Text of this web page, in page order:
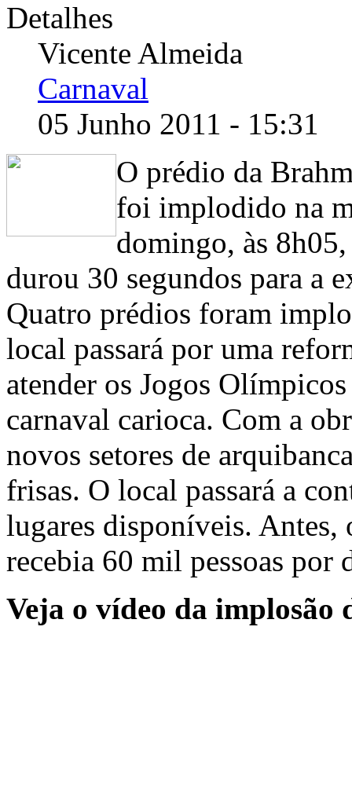
Detalhes
Vicente Almeida
Carnaval
05 Junho 2011 - 15:31
O prédio da
foi implodido na
domingo, às 8h05,
durou 30 segundos para a
Quatro prédios foram
local passará por uma
atender os Jogos
carnaval carioca. Com a
novos setores de
frisas. O local passará a
lugares disponíveis. Antes,
recebia 60 mil pessoas por
Veja o vídeo da implosão